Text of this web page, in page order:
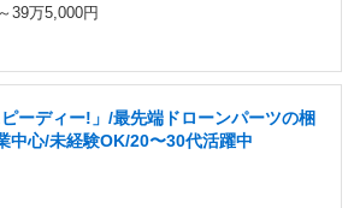
39万5,000円
ピーディー!」/最先端ドローンパーツの梱
中心/未経験OK/20〜30代活躍中